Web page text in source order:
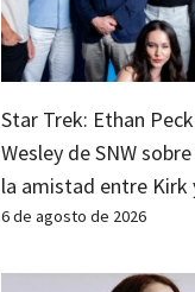
Star Trek: Ethan
Wesley de SNW
la amistad entre Kirk
6 de agosto de 2026